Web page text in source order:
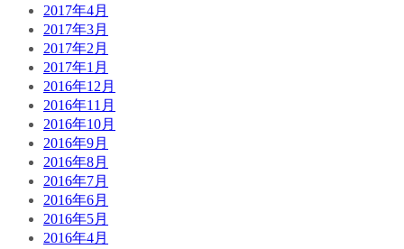
2017年4月
2017年3月
2017年2月
2017年1月
2016年12月
2016年11月
2016年10月
2016年9月
2016年8月
2016年7月
2016年6月
2016年5月
2016年4月